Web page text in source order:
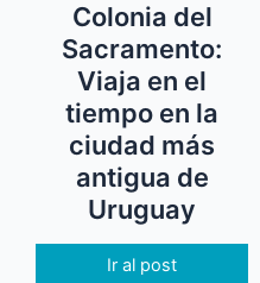
Colonia del
Sacramento:
Viaja en el
tiempo en la
ciudad más
antigua de
Uruguay
Ir al post